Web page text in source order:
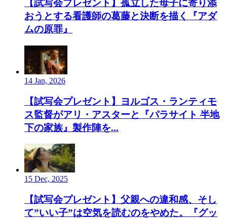
【試写会プレゼント】孤立した母子に寄り添
おうとする看護師の葛藤と決断を描く『アダ
ムの原罪』
14 Jan, 2026
【試写会プレゼント】ヨルゴス・ランティモ
ス監督がアリ・アスターと『パラサイト 半地
下の家族』製作陣を...
15 Dec, 2025
【試写会プレゼント】父親への違和感、そし
て”いい子”は空気を読むのをやめた。『グッ